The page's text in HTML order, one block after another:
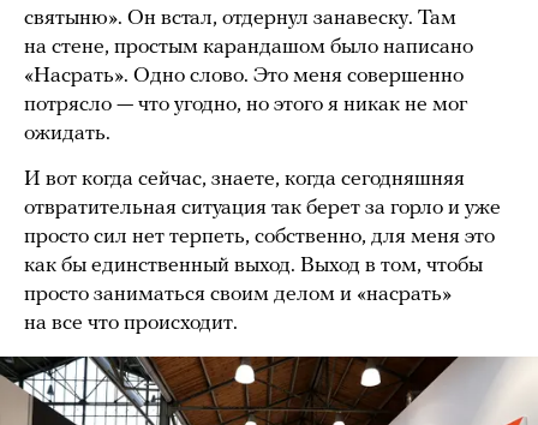
святыню». Он встал, отдернул занавеску. Там
на стене, простым карандашом было написано
«Насрать». Одно слово. Это меня совершенно
потрясло — что угодно, но этого я никак не мог
ожидать.
И вот когда сейчас, знаете, когда сегодняшняя
отвратительная ситуация так берет за горло и уже
просто сил нет терпеть, собственно, для меня это
как бы единственный выход. Выход в том, чтобы
просто заниматься своим делом и «насрать»
на все что происходит.